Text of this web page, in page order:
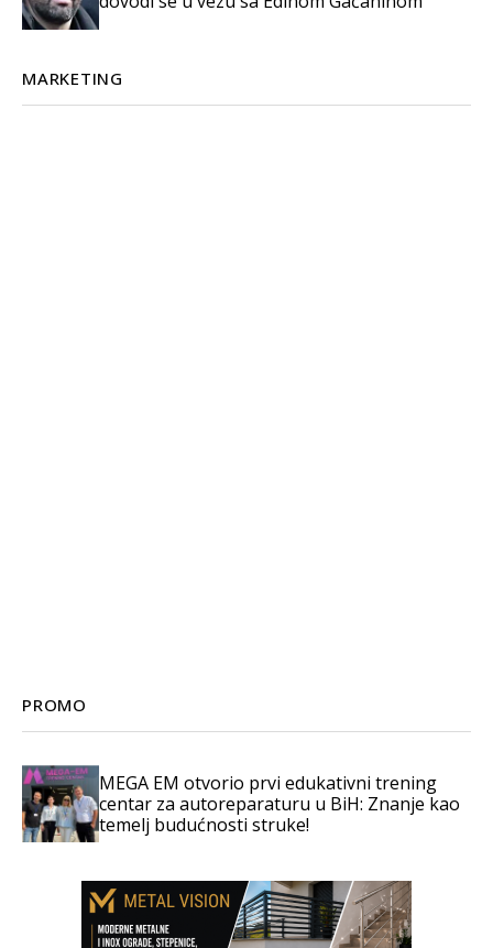
MARKETING
PROMO
MEGA EM otvorio prvi edukativni trening
centar za autoreparaturu u BiH: Znanje kao
temelj budućnosti struke!